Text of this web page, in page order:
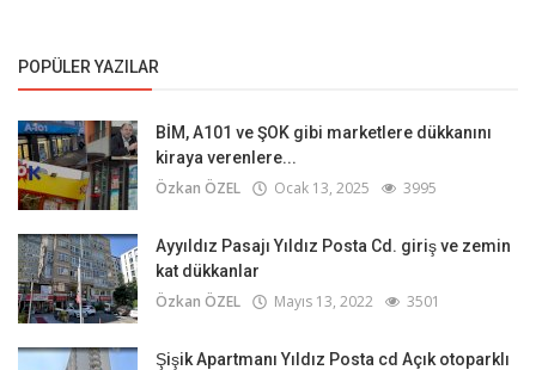
POPÜLER YAZILAR
BİM, A101 ve ŞOK gibi marketlere dükkanını
kiraya verenlere...
Özkan ÖZEL Ocak 13, 2025 3995
Ayyıldız Pasajı Yıldız Posta Cd. giriş ve zemin
kat dükkanlar
Özkan ÖZEL Mayıs 13, 2022 3501
Şişik Apartmanı Yıldız Posta cd Açık otoparklı